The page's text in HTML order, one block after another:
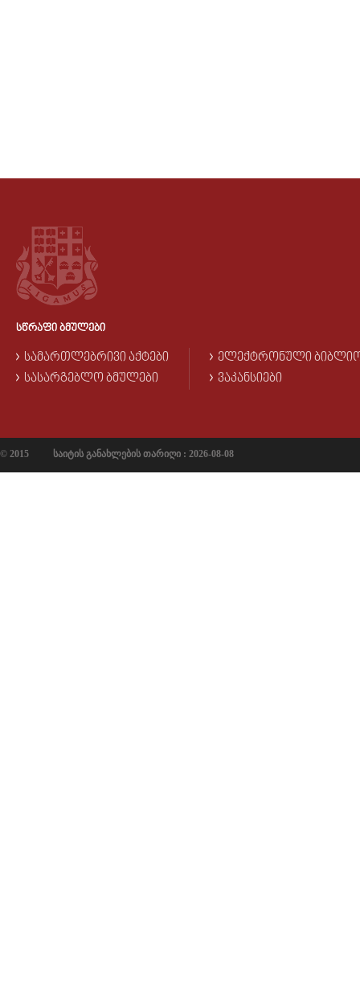
ᲡᲬᲠᲐᲤᲘ ᲑᲛᲣᲚᲔᲑᲘ
ᲡᲐᲛᲐᲠᲗᲚᲔᲑᲠᲘᲕᲘ ᲐᲥᲢᲔᲑᲘ
ᲡᲐᲡᲐᲠᲒᲔᲑᲚᲝ ᲑᲛᲣᲚᲔᲑᲘ
ᲔᲚᲔᲥᲢᲠᲝᲜᲣᲚᲘ
ᲕᲐᲙᲐᲜᲡᲘᲔᲑᲘ
© 2015 საიტის განახლების თარიღი : 2026-08-08